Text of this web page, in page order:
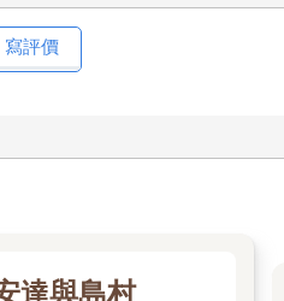
寫評價
達與島村